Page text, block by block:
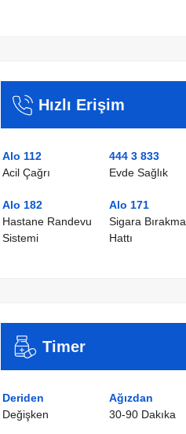
Hızlı Erişim
Alo 112
Acil Çağrı
444 3 833
Evde Sağlık
Alo 182
Hastane Randevu
Sistemi
Alo 171
Sigara Bırakma
Hattı
Timer
Deriden
Değişken
Ağızdan
30-90 Dakıka